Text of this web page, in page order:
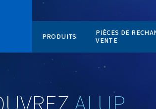
PRODUITS